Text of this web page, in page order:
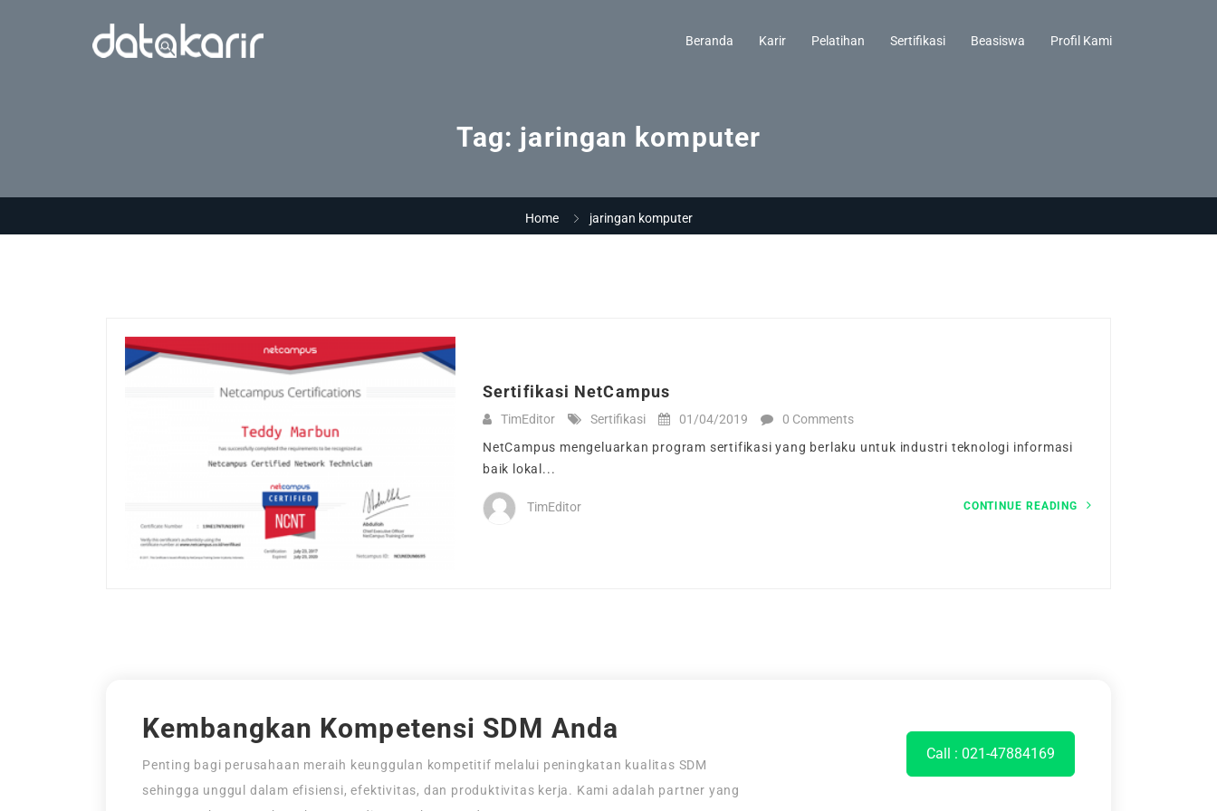
Beranda Karir Pelatihan Sertifikasi Beasiswa Profil Kami
Tag: jaringan komputer
Home jaringan komputer
Sertifikasi NetCampus
TimEditor Sertifikasi 01/04/2019
0 Comments
NetCampus mengeluarkan program sertifikasi yang berlaku untuk industri teknologi informasi
baik lokal...
TimEditor CONTINUE READING
Kembangkan Kompetensi SDM Anda
Penting bagi perusahaan meraih keunggulan kompetitif melalui peningkatan kualitas SDM
sehingga unggul dalam efisiensi, efektivitas, dan produktivitas kerja. Kami adalah partner yang
Call : 021-47884169